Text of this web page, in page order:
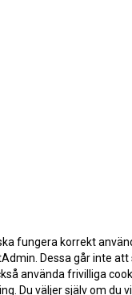
fungera korrekt
Dessa går inte att
använda frivilliga
Du väljer själv om du